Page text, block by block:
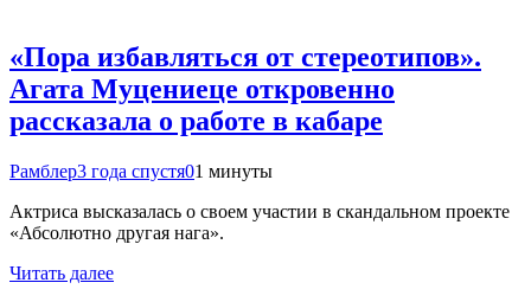
«Пора избавляться от стереотипов».
Агата Муцениеце откровенно
рассказала о работе в кабаре
Рамблер3 года спустя01 минуты
Актриса высказалась о своем участии в скандальном проекте
«Абсолютно другая нага».
Читать далее